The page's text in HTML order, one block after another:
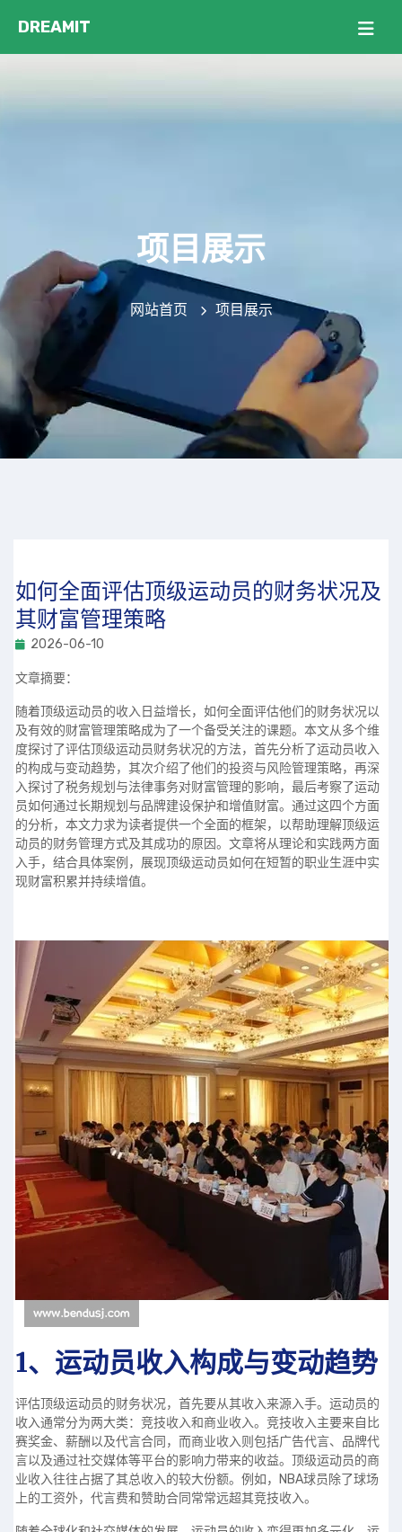
项目展示
网站首页 项目展示
如何全面评估顶级运动员的财务状况及
其财富管理策略
2026-06-10
文章摘要：
随着顶级运动员的收入日益增长，如何全面评估他们的财务状况以
及有效的财富管理策略成为了一个备受关注的课题。本文从多个维
度探讨了评估顶级运动员财务状况的方法，首先分析了运动员收入
的构成与变动趋势，其次介绍了他们的投资与风险管理策略，再深
入探讨了税务规划与法律事务对财富管理的影响，最后考察了运动
员如何通过长期规划与品牌建设保护和增值财富。通过这四个方面
的分析，本文力求为读者提供一个全面的框架，以帮助理解顶级运
动员的财务管理方式及其成功的原因。文章将从理论和实践两方面
入手，结合具体案例，展现顶级运动员如何在短暂的职业生涯中实
现财富积累并持续增值。
1、运动员收入构成与变动趋势
评估顶级运动员的财务状况，首先要从其收入来源入手。运动员的
收入通常分为两大类：竞技收入和商业收入。竞技收入主要来自比
赛奖金、薪酬以及代言合同，而商业收入则包括广告代言、品牌代
言以及通过社交媒体等平台的影响力带来的收益。顶级运动员的商
业收入往往占据了其总收入的较大份额。例如，NBA球员除了球场
上的工资外，代言费和赞助合同常常远超其竞技收入。